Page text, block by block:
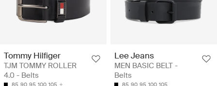
Tommy Hilfiger
TJM TOMMY ROLLER
4.0 - Belts
Lee Jeans
MEN BASIC BELT -
Belts